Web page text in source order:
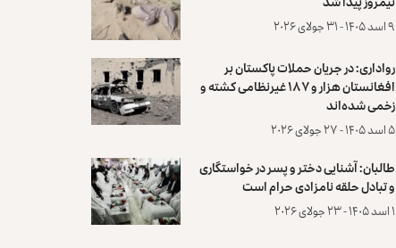
۹ اسد ۱۴۰۵ - ۳۱ جولای ۲۰۲۶
رواداری: در جریان حملات پاکستان بر
افغانستان هزار و ۱۸۷ غیرنظامی کشته و
زخمی شده‌اند
۵ اسد ۱۴۰۵ - ۲۷ جولای ۲۰۲۶
طالبان: آشنایی دختر و پسر در خواستگاری
و تبادل حلقه نامزادی حرام است
۱ اسد ۱۴۰۵ - ۲۳ جولای ۲۰۲۶